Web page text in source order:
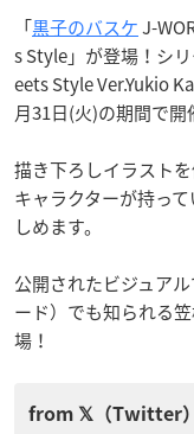
「黒子のバスケJ-
s Style」が登場！シ
eets Style Ver.Yukio
月31日(火)の期間で開
描き下ろしイラスト
キャラクターが持っ
しめます。
公開されたビジュア
ード）でも知られる
場！